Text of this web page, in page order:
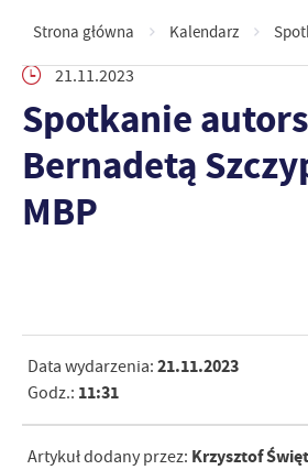
Strona główna Kalendarz
21.11.2023
Spotkanie
Bernadetą
MBP
Data wydarzenia: 21.11.2023
Godz.: 11:31
Artykuł dodany przez: Krzysztof